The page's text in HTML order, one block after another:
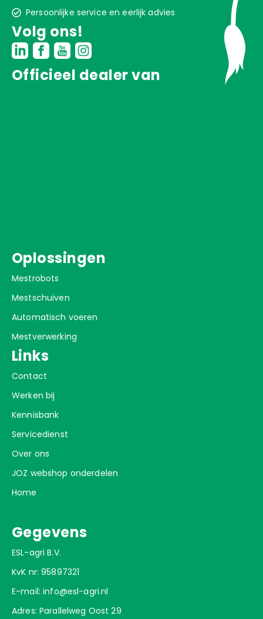
Persoonlijke service en eerlijk advies
Volg ons!
Officieel dealer van
Oplossingen
Mestrobots
Mestschuiven
Automatisch voeren
Mestverwerking
Links
Contact
Werken bij
Kennisbank
Servicedienst
Over ons
JOZ webshop onderdelen
Home
Gegevens
ESL-agri B.V.
KvK nr: 95897321
E-mail:info@esl-agri.nl
Adres: Parallelweg Oost 29